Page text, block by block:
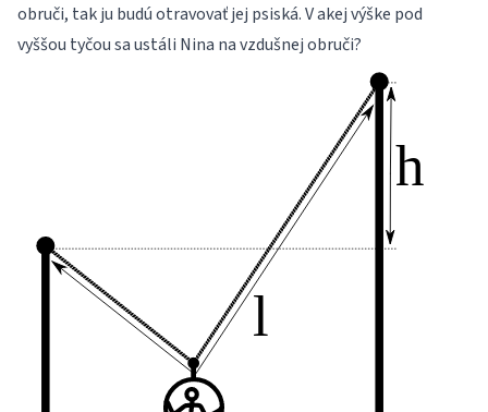
obruči, tak ju budú otravovať jej psiská. V akej výške pod
vyššou tyčou sa ustáli Nina na vzdušnej obruči?